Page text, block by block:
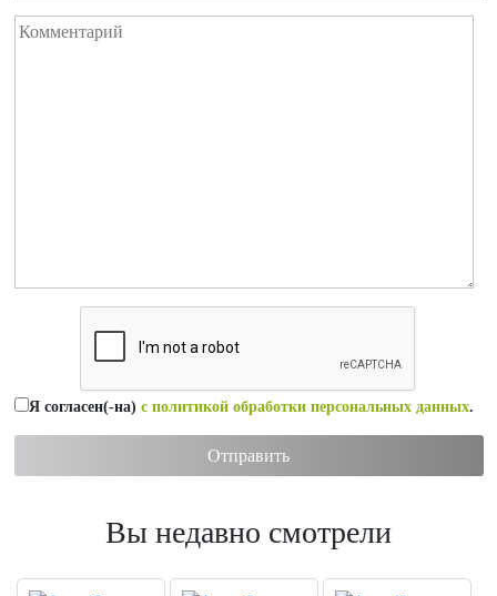
Я согласен(-на) с политикой обработки персональных данных.
Вы недавно смотрели